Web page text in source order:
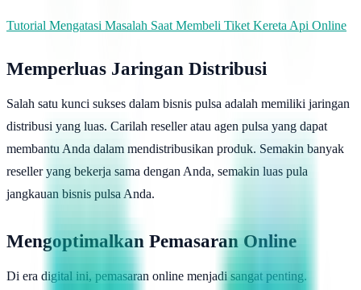
Tutorial Mengatasi Masalah Saat Membeli Tiket Kereta Api Online
Memperluas Jaringan Distribusi
Salah satu kunci sukses dalam bisnis pulsa adalah memiliki jaringan
distribusi yang luas. Carilah reseller atau agen pulsa yang dapat
membantu Anda dalam mendistribusikan produk. Semakin banyak
reseller yang bekerja sama dengan Anda, semakin luas pula
jangkauan bisnis pulsa Anda.
Mengoptimalkan Pemasaran Online
Di era digital ini, pemasaran online menjadi sangat penting.